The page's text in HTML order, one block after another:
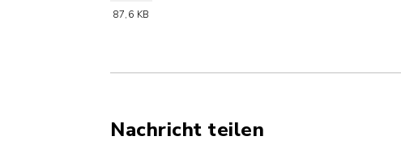
87,6 KB
Nachricht teilen